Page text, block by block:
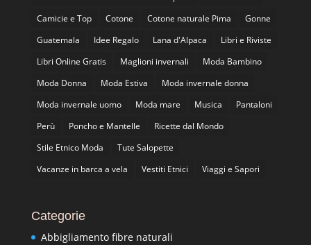
Camicie e Top
Cotone Cotone naturale Pima
Gonne
Guatemala
Idee Regalo Lana d'Alpaca
Libri e Riviste
Libri Online Gratis
Maglioni invernali
Moda Bambino
Moda Donna
Moda Estiva
Moda invernale donna
Moda invernale uomo
Moda mare Musica
Pantaloni
Perù
Poncho e Mantelle
Ricette dal Mondo
Stile Etnico Moda
Tute Salopette
Vacanze in barca a vela
Vestiti Etnici Viaggi e Sapori
Categorie
Abbigliamento fibre naturali